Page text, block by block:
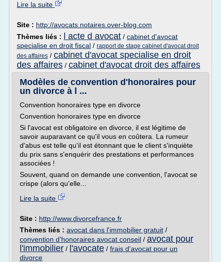
Lire la suite
Site : http://avocats.notaires.over-blog.com
Thèmes liés :
l acte d avocat / cabinet d'avocat
specialise en droit fiscal / rapport de stage cabinet d'avocat droit
des affaires / cabinet d'avocat specialise en droit
des affaires / cabinet d'avocat droit des affaires
Modèles de convention d'honoraires pour
un divorce à l ...
Convention honoraires type en divorce
Convention honoraires type en divorce
Si l'avocat est obligatoire en divorce, il est légitime de
savoir auparavant ce qu'il vous en coûtera. La rumeur
d'abus est telle qu'il est étonnant que le client s'inquiète
du prix sans s'enquérir des prestations et performances
associées !
Souvent, quand on demande une convention, l'avocat se
crispe (alors qu'elle...
Lire la suite
Site : http://www.divorcefrance.fr
Thèmes liés : avocat dans l'immobilier gratuit /
convention d'honoraires avocat conseil / avocat pour
l'immobilier / l'avocate / frais d'avocat pour un
divorce